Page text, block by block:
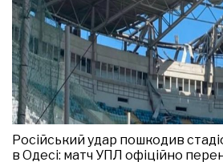
Російський удар пошкодив
в Одесі: матч УПЛ офіційно